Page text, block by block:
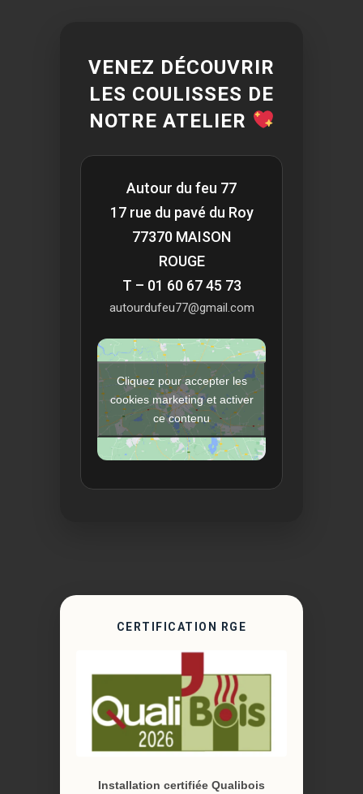
VENEZ DÉCOUVRIR
LES COULISSES DE
NOTRE ATELIER
Autour du feu 77
17 rue du pavé du Roy
77370 MAISON
ROUGE
T – 01 60 67 45 73
autourdufeu77@gmail.com
Cliquez pour accepter les
cookies marketing et activer
ce contenu
CERTIFICATION RGE
Installation certifiée Qualibois